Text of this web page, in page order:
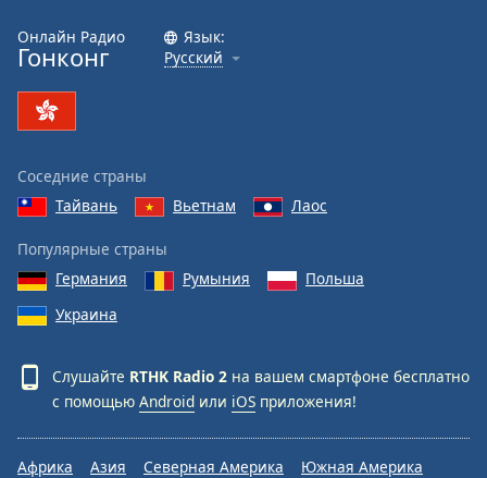
Family
Reset
Done
Dialog
End
dialog
window.
Онлайн Радио
Гонконг
Язык:
Русский
Соседние страны
Тайвань
Вьетнам Лаос
Популярные страны
Германия
Румыния
Польша
Украина
Слушайте RTHK Radio 2 на вашем смартфоне бесплатно
с помощью Android или iOS приложения!
Африка Азия Северная Америка Южная Америка